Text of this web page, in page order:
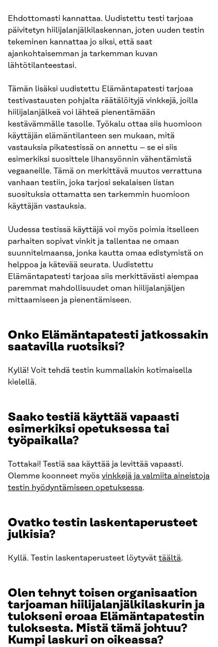
Ehdottomasti kannattaa. Uudistettu testi tarjoaa
päivitetyn hiilijalanjälkilaskennan, joten uuden testin
tekeminen kannattaa jo siksi, että saat
ajankohtaisemman ja tarkemman kuvan
lähtötilanteestasi.
Tämän lisäksi uudistettu Elämäntapatesti tarjoaa
testivastausten pohjalta räätälöityjä vinkkejä, joilla
hiilijalanjälkeä voi lähteä pienentämään
kestävämmälle tasolle. Työkalu ottaa siis huomioon
käyttäjän elämäntilanteen sen mukaan, mitä
vastauksia pikatestissä on annettu – se ei siis
esimerkiksi suosittele lihansyönnin vähentämistä
vegaaneille. Tämä on merkittävä muutos verrattuna
vanhaan testiin, joka tarjosi sekalaisen listan
suosituksia ottamatta sen tarkemmin huomioon
käyttäjän vastauksia.
Uudessa testissä käyttäjä voi myös poimia itselleen
parhaiten sopivat vinkit ja tallentaa ne omaan
suunnitelmaansa, jonka kautta omaa edistymistä on
helppoa ja kätevää seurata. Uudistettu
Elämäntapatesti tarjoaa siis merkittävästi aiempaa
paremmat mahdollisuudet oman hiilijalanjäljen
mittaamiseen ja pienentämiseen.
Onko Elämäntapatesti jatkossakin
saatavilla ruotsiksi?
Kyllä! Voit tehdä testin kummallakin kotimaisella
kielellä.
Saako testiä käyttää vapaasti
esimerkiksi opetuksessa tai
työpaikalla?
Tottakai! Testiä saa käyttää ja levittää vapaasti.
Olemme koonneet myös vinkkejä ja valmiita aineistoja
testin hyödyntämiseen opetuksessa.
Ovatko testin laskentaperusteet
julkisia?
Kyllä. Testin laskentaperusteet löytyvät täältä.
Olen tehnyt toisen organisaation
tarjoaman hiilijalanjälkilaskurin ja
tulokseni eroaa Elämäntapatestin
tuloksesta. Mistä tämä johtuu?
Kumpi laskuri on oikeassa?